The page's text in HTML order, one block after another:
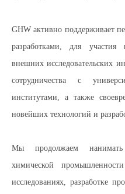
GHW активно поддерживает
разработками, для участия
внешних исследовательских
сотрудничества с
институтами, а также
новейших технологий и
Мы продолжаем
химической
исследованиях, разработке